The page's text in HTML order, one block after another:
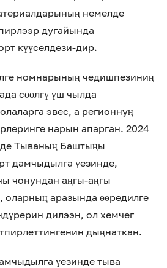
немелде
дугайында
күүселдези-дир.
номнарының чедишпезиниң
сөөлгү үш чылда
эвес, а регионнуң
нарын апарган. 2024
Тываның Баштыңы
дамчыдылга үезинде,
чонундан аңгы-аңгы
оларның аразында өөредилге
дилээн, ол хемчег
дыңнаткан.
үезинде тыва